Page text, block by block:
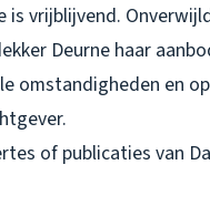
is vrijblijvend.
Deurne haar
omstandigheden en
of publicaties van